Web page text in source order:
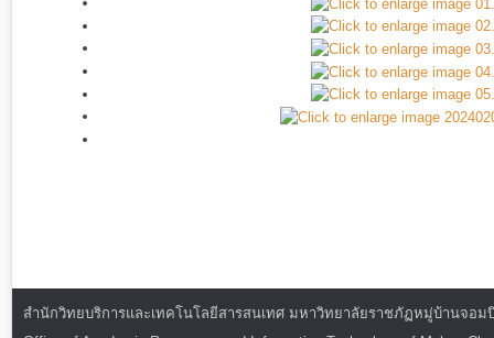
สำนักวิทยบริการและเทคโนโลยีสารสนเทศ มหาวิทยาลัยราชภัฏหมู่บ้านจอ